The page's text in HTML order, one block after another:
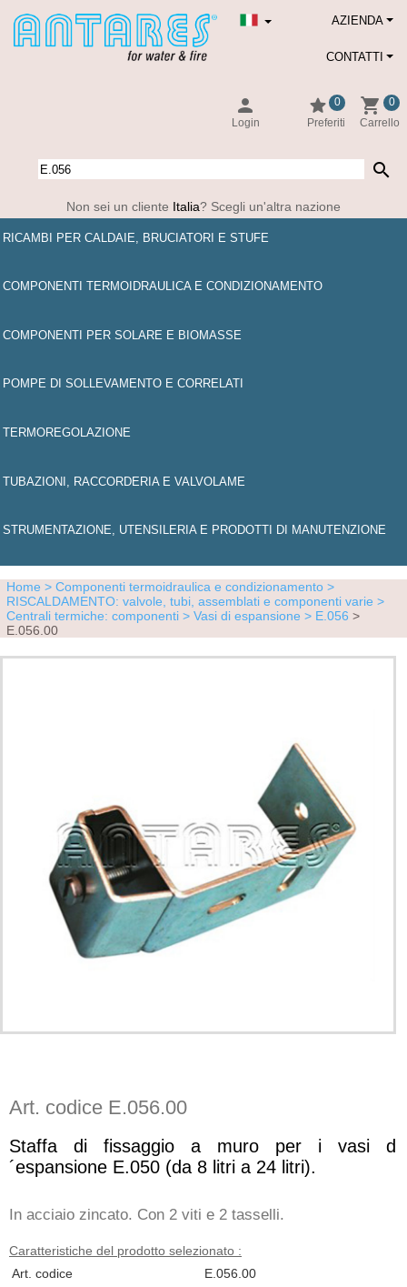
AZIENDA
person
Login
star
0
Preferiti
shopping_cart
0
Carrello
CONTATTI
search
Non sei un cliente Italia? Scegli un'altra nazione
RICAMBI PER CALDAIE, BRUCIATORI E STUFE
COMPONENTI TERMOIDRAULICA E CONDIZIONAMENTO
COMPONENTI PER SOLARE E BIOMASSE
POMPE DI SOLLEVAMENTO E CORRELATI
TERMOREGOLAZIONE
TUBAZIONI, RACCORDERIA E VALVOLAME
STRUMENTAZIONE, UTENSILERIA E PRODOTTI DI MANUTENZIONE
Home > Componenti termoidraulica e condizionamento >
RISCALDAMENTO: valvole, tubi, assemblati e componenti varie >
Centrali termiche: componenti > Vasi di espansione > E.056 >
E.056.00
Art. codice E.056.00
Staffa di fissaggio a muro per i vasi d
´espansione E.050 (da 8 litri a 24 litri).
In acciaio zincato. Con 2 viti e 2 tasselli.
Caratteristiche del prodotto selezionato :
Art. codice
E.056.00